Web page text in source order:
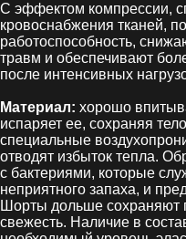
С эффектом компрессии,
кровоснабжения тканей,
работоспособность,
травм и обеспечивают
после интенсивных
Материал: хорошо
испаряет ее, сохраняя
специальные
отводят избыток тепла.
с бактериями, которые
неприятного запаха, и
Шорты дольше сохраняют
свежесть. Наличие в